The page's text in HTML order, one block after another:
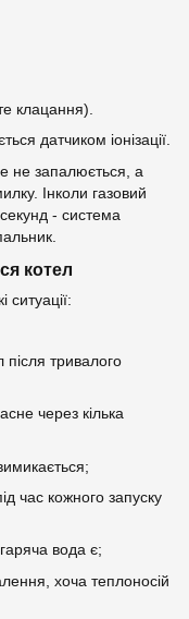
клацання).
датчиком іонізації.
не запалюється, а
Інколи газовий
- система
котел
ситуації:
тривалого
через кілька
час кожного запуску
вода є;
хоча теплоносій